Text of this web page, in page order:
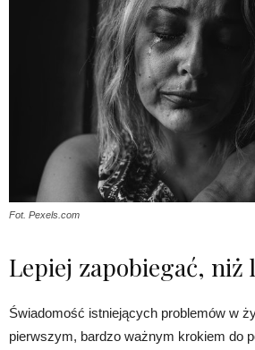
Fot. Pexels.com
Lepiej zapobiegać, niż
Świadomość istniejących problemów w
pierwszym, bardzo ważnym krokiem do